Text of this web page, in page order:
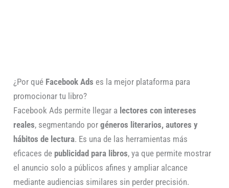
¿Por qué Facebook Ads es la mejor plataforma para
promocionar tu libro?
Facebook Ads permite llegar a lectores con intereses
reales, segmentando por géneros literarios, autores y
hábitos de lectura. Es una de las herramientas más
eficaces de publicidad para libros, ya que permite mostrar
el anuncio solo a públicos afines y ampliar alcance
mediante audiencias similares sin perder precisión.